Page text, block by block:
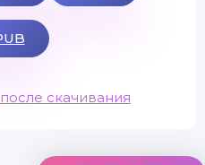
скачивания